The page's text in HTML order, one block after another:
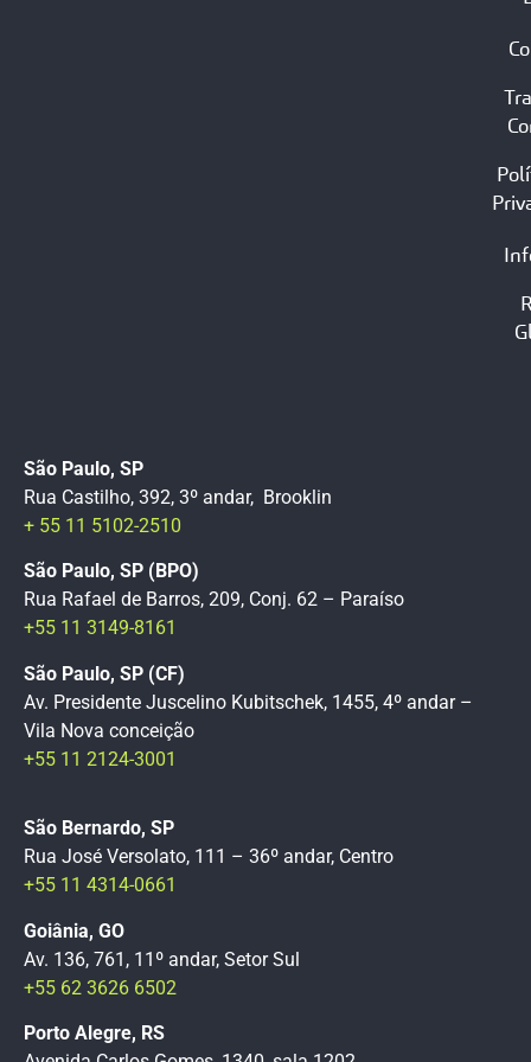
São Paulo, SP
Rua Castilho, 392, 3º andar, Brooklin
+ 55 11 5102-2510
São Paulo, SP (BPO)
Rua Rafael de Barros, 209, Conj. 62 – Paraíso
+55 11 3149-8161
São Paulo, SP (CF)
Av. Presidente Juscelino Kubitschek, 1455, 4º andar –
Vila Nova conceição
+55 11 2124-3001
São Bernardo, SP
Rua José Versolato, 111 – 36º andar, Centro
+55 11 4314-0661
Goiânia, GO
Av. 136, 761, 11º andar, Setor Sul
+55 62 3626 6502
Porto Alegre, RS